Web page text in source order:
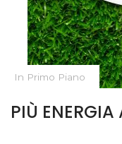
In Primo Piano
PIÙ ENERGIA